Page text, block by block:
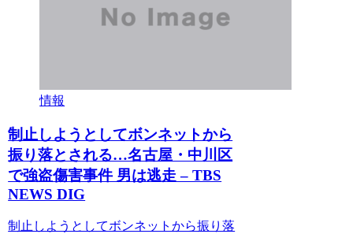
情報
制止しようとしてボンネットから
振り落とされる…名古屋・中川区
で強盗傷害事件 男は逃走 – TBS
NEWS DIG
制止しようとしてボンネットから振り落